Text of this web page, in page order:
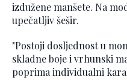
izdužene manšete. Na
upečatljiv šešir.
"Postoji dosljednost u
skladne boje i vrhunski
poprima individualni